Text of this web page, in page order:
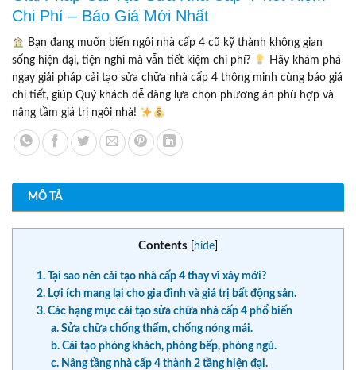
Chi Phí – Báo Giá Mới Nhất
Bạn đang muốn biến ngôi nhà cấp 4 cũ kỹ thành không gian
sống hiện đại, tiện nghi mà vẫn tiết kiệm chi phí?
Hãy khám phá
ngay giải pháp cải tạo sửa chữa nhà cấp 4 thông minh cùng báo giá
chi tiết, giúp Quý khách dễ dàng lựa chọn phương án phù hợp và
nâng tầm giá trị ngôi nhà!
MÔ TẢ
Contents hide
1. Tại sao nên cải tạo nhà cấp 4 thay vì xây mới?
2. Lợi ích mang lại cho gia đình và giá trị bất động sản.
3. Các hạng mục cải tạo sửa chữa nhà cấp 4 phổ biến
a. Sửa chữa chống thấm, chống nóng mái.
b. Cải tạo phòng khách, phòng bếp, phòng ngủ.
c. Nâng tầng nhà cấp 4 thành 2 tầng hiện đại.